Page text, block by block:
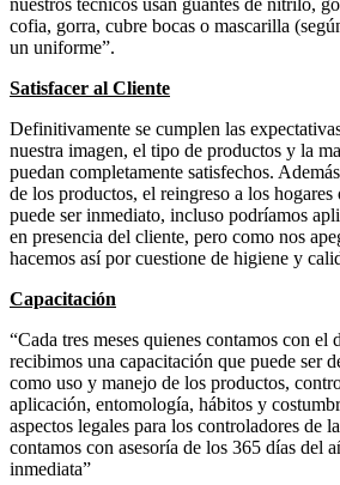
cofia, gorra, cubre bocas o mascarilla
un uniforme”.
Satisfacer al Cliente
Definitivamente se cumplen las
nuestra imagen, el tipo de productos y la
puedan completamente satisfechos.
de los productos, el reingreso a los hogares
puede ser inmediato, incluso podríamos
en presencia del cliente, pero como nos
hacemos así por cuestione de higiene y
Capacitación
“Cada tres meses quienes contamos con
recibimos una capacitación que puede ser
como uso y manejo de los productos,
aplicación, entomología, hábitos y
aspectos legales para los controladores de
contamos con asesoría de los 365 días del
inmediata”